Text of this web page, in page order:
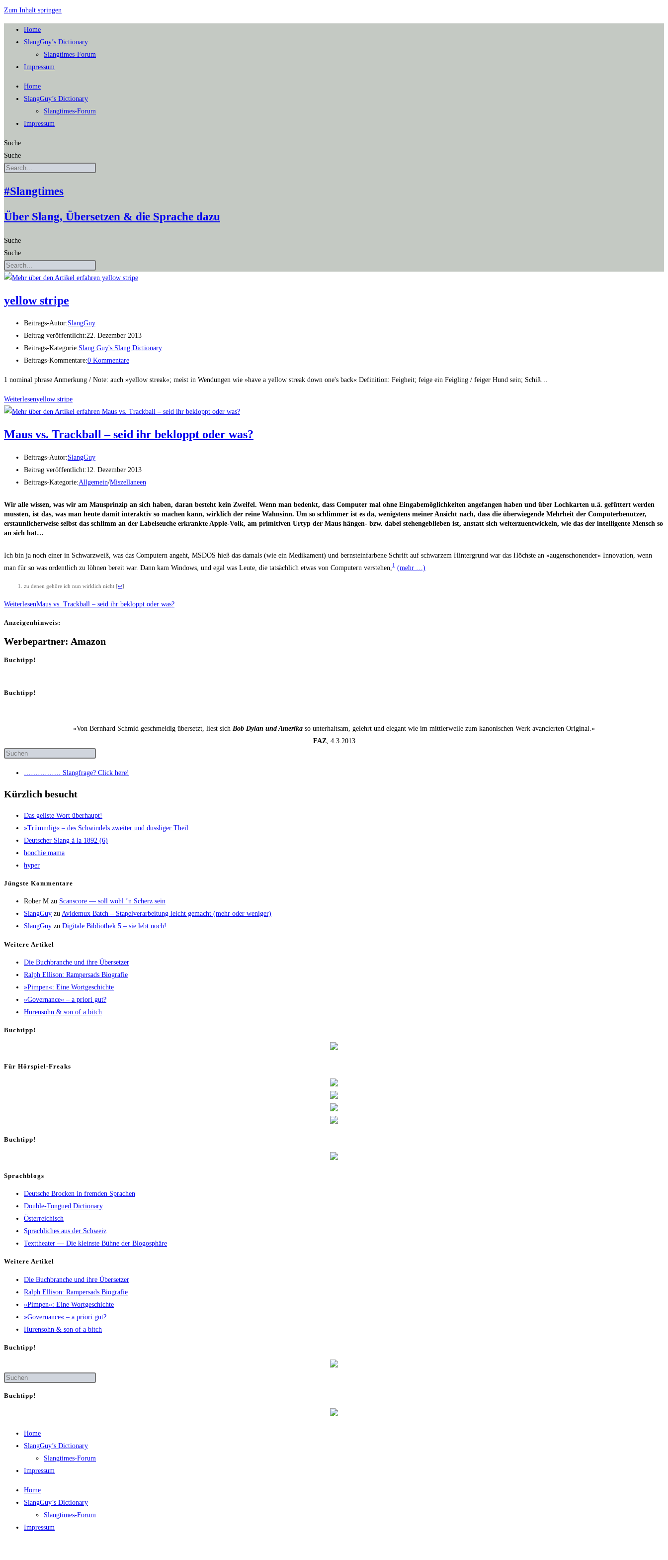
Zum Inhalt springen
Home
SlangGuy’s Dic­tion­a­ry
Slang­times-Forum
Impres­sum
Home
SlangGuy’s Dic­tion­a­ry
Slang­times-Forum
Impres­sum
Suche
Suche
#Slangtimes
Über Slang, Übersetzen & die Sprache dazu
Suche
Suche
yel­low stripe
Beitrags-Autor:SlangGuy
Beitrag veröffentlicht:22. Dezember 2013
Beitrags-Kategorie:Slang Guy's Slang Dictionary
Beitrags-Kommentare:0 Kommentare
1 nominal phrase Anmerkung / Note: auch »yellow streak«; meist in Wen­­dun­gen wie »have a yellow streak down one's back« Definition: Feigheit; feige ein Feigling / feiger Hund sein; Schiß…
Weiterlesenyel­low stripe
Maus vs. Track­ball – seid ihr bekloppt oder was?
Beitrags-Autor:SlangGuy
Beitrag veröffentlicht:12. Dezember 2013
Beitrags-Kategorie:Allgemein/Miszellaneen
Wir alle wis­sen, was wir am Maus­prin­zip an sich haben, dar­an besteht kein Zwei­fel. Wenn man bedenkt, dass Com­pu­ter mal ohne Ein­ga­be­mög­lich­kei­ten ange­fan­gen haben und über Loch­kar­ten u.ä. gefüt­tert wer­den
muss­ten, ist das, was man heu­te damit inter­ak­tiv so machen kann, wirk­lich der rei­ne Wahn­sinn. Um so schlim­mer ist es da, wenigs­tens mei­ner Ansicht nach, dass die über­wie­gen­de Mehr­heit der Com­pu­ter­be­nut­zer,
erstaun­li­cher­wei­se selbst das schlimm an der Label­seu­che erkrank­te Apple-Volk, am pri­mi­ti­ven Urtyp der Maus hän­gen- bzw. dabei ste­hen­ge­blie­ben ist, anstatt sich wei­ter­zu­ent­wi­ckeln, wie das der intel­li­gen­te Mensch so
an sich hat…
Ich bin ja noch einer in Schwarz­weiß, was das Com­pu­tern angeht, MSDOS hieß das damals (wie ein Medi­ka­ment) und bern­stein­far­be­ne Schrift auf schwar­zem Hin­ter­grund war das Höchs­te an »augen­scho­nen­der« Inno­va­ti­on, wenn
man für so was ordent­lich zu löh­nen bereit war. Dann kam Win­dows, und egal was Leu­te, die tat­säch­lich etwas von Com­pu­tern ver­ste­hen,1 (mehr …)
zu denen gehö­re ich nun wirk­lich nicht [↩]
WeiterlesenMaus vs. Track­ball – seid ihr bekloppt oder was?
Anzei­gen­hin­weis:
Werbepartner: Amazon
Buchtipp!
Buchtipp!
»Von Bernhard Schmid geschmeidig übersetzt, liest sich Bob Dylan und Amerika so unterhaltsam, gelehrt und elegant wie im mittlerweile zum kanonischen Werk avancierten Original.«
FAZ, 4.3.2013
……………. Slang­fra­ge? Click here!
Kürzlich besucht
Das geils­te Wort überhaupt!
»Trümm­lig« – des Schwin­dels zwei­ter und duss­li­ger Theil
Deut­scher Slang à la 1892 (6)
hoo­chie mama
hyper
Jüngs­te Kommentare
Rober M zu Scans­core — soll wohl ’n Scherz sein
SlangGuy zu Avi­de­mux Batch – Sta­pel­ver­ar­bei­tung leicht gemacht (mehr oder weniger)
SlangGuy zu Digi­ta­le Biblio­thek 5 – sie lebt noch!
Wei­te­re Artikel
Die Buch­bran­che und ihre Übersetzer
Ralph Elli­son: Ram­pers­ads Biografie
»Pim­pen«: Eine Wortgeschichte
»Gover­nan­ce« – a prio­ri gut?
Huren­sohn & son of a bitch
Buch­tipp!
Für Hör­spiel-Freaks
Buch­tipp!
Sprachblogs
Deutsche Brocken in fremden Sprachen
Double-Tongued Dictionary
Österreichisch
Sprachliches aus der Schweiz
Texttheater — Die kleinste Bühne der Blogosphäre
Wei­te­re Artikel
Die Buch­bran­che und ihre Übersetzer
Ralph Elli­son: Ram­pers­ads Biografie
»Pim­pen«: Eine Wortgeschichte
»Gover­nan­ce« – a prio­ri gut?
Huren­sohn & son of a bitch
Buch­tipp!
Buch­tipp!
Home
SlangGuy’s Dic­tion­a­ry
Slang­times-Forum
Impres­sum
Home
SlangGuy’s Dic­tion­a­ry
Slang­times-Forum
Impres­sum